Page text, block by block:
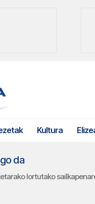
Kultura
da
lortutako